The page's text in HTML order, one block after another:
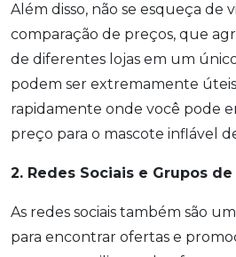
Além disso, não se esqueça de
comparação de preços, que
de diferentes lojas em um
podem ser extremamente
rapidamente onde você pode
preço para o mascote inflável
2. Redes Sociais e Grupos
As redes sociais também são
para encontrar ofertas e